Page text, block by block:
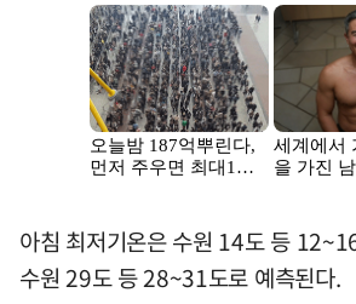
아침 최저기온은 수원 14도 등
수원 29도 등 28~31도로 예측된다.